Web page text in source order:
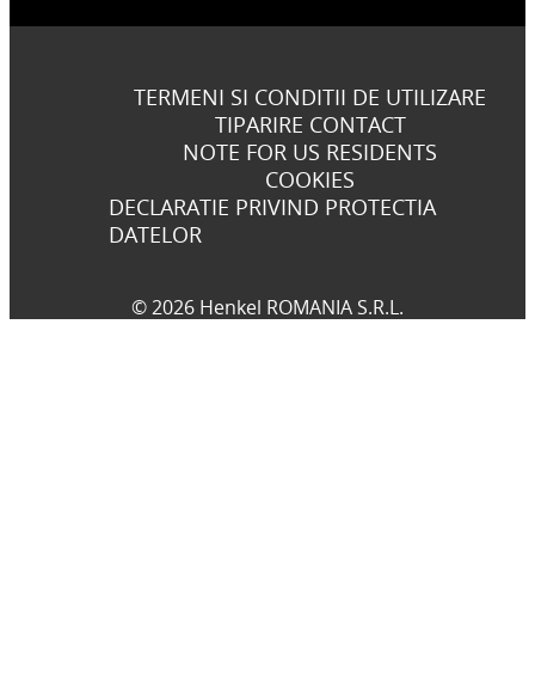
TERMENI SI CONDITII DE UTILIZARE
TIPARIRE CONTACT
NOTE FOR US RESIDENTS
COOKIES
DECLARATIE PRIVIND PROTECTIA
DATELOR
© 2026 Henkel ROMANIA S.R.L.